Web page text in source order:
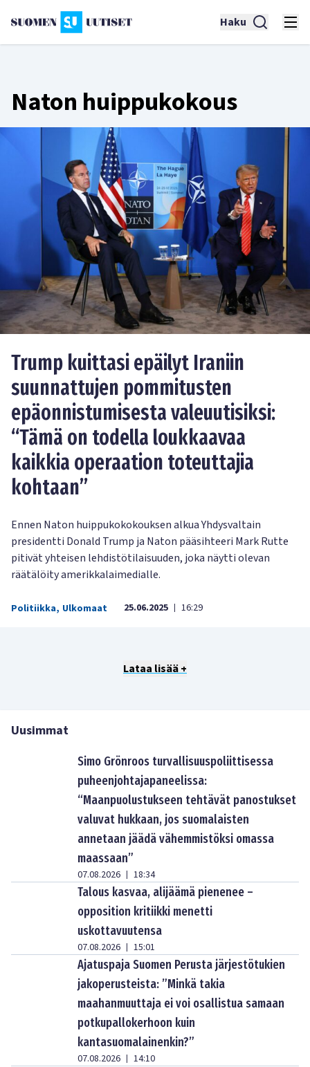
Haku
Naton huippukokous
Trump kuittasi epäilyt Iraniin
suunnattujen pommitusten
epäonnistumisesta valeuutisiksi:
“Tämä on todella loukkaavaa
kaikkia operaation toteuttajia
kohtaan”
Ennen Naton huippukokokouksen alkua Yhdysvaltain
presidentti Donald Trump ja Naton pääsihteeri Mark Rutte
pitivät yhteisen lehdistötilaisuuden, joka näytti olevan
räätälöity amerikkalaimedialle.
Politiikka, Ulkomaat 25.06.2025 | 16:29
Lataa lisää +
Uusimmat
Simo Grönroos turvallisuuspoliittisessa
puheenjohtajapaneelissa:
“Maanpuolustukseen tehtävät panostukset
valuvat hukkaan, jos suomalaisten
annetaan jäädä vähemmistöksi omassa
maassaan”
07.08.2026 | 18:34
Talous kasvaa, alijäämä pienenee –
opposition kritiikki menetti
uskottavuutensa
07.08.2026 | 15:01
Ajatuspaja Suomen Perusta järjestötukien
jakoperusteista: ”Minkä takia
maahanmuuttaja ei voi osallistua samaan
potkupallokerhoon kuin
kantasuomalainenkin?”
07.08.2026 | 14:10